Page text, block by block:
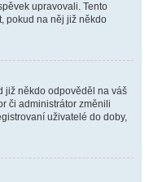
upravovali. Tento
pokud na něj již někdo
již někdo odpověděl na váš
či administrátor změnili
uživatelé do doby,